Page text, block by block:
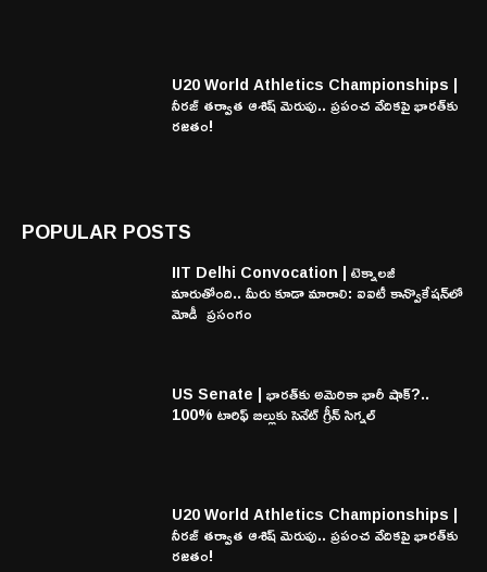
U20 World Athletics Championships |
నీరజ్ తర్వాత ఆశిష్ మెరుపు.. ప్రపంచ వేదికపై భారత్‌కు
రజతం!
POPULAR POSTS
IIT Delhi Convocation | టెక్నాలజీ
మారుతోంది.. మీరు కూడా మారాలి: ఐఐటీ కాన్వొకేషన్‌లో
మోడీ ప్రసంగం
US Senate | భారత్‌కు అమెరికా భారీ షాక్?..
100% టారిఫ్ బిల్లుకు సెనేట్ గ్రీన్ సిగ్నల్
U20 World Athletics Championships |
నీరజ్ తర్వాత ఆశిష్ మెరుపు.. ప్రపంచ వేదికపై భారత్‌కు
రజతం!